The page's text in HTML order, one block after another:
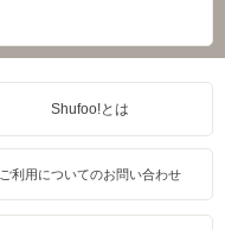
Shufoo!とは
ご利用についてのお問い合わせ